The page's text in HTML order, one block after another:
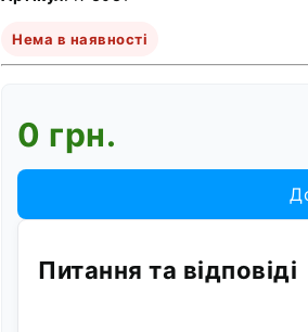
Нема в наявності
0 грн.
Питання та відповіді